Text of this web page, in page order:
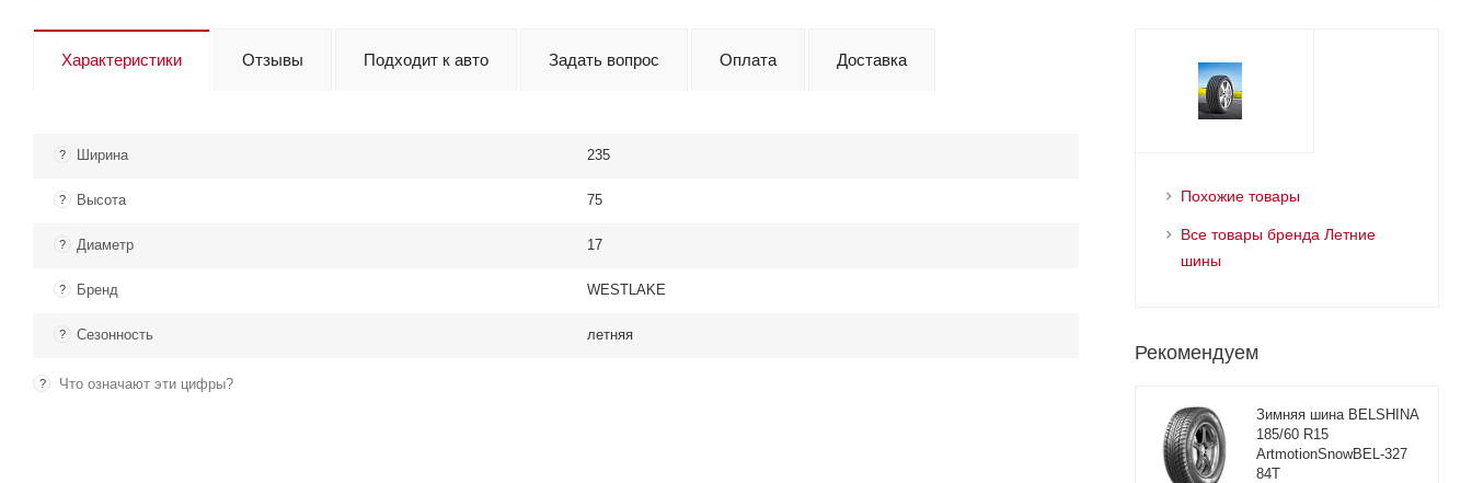
Характеристики Отзывы Подходит к авто Задать вопрос Оплата Доставка
? Ширина 235
? Высота 75
? Диаметр 17
? Бренд WESTLAKE
? Сезонность летняя
? Что означают эти цифры?
Похожие товары
Все товары бренда Летние
шины
Рекомендуем
Зимняя шина BELSHINA
185/60 R15
ArtmotionSnowBEL-327
84T